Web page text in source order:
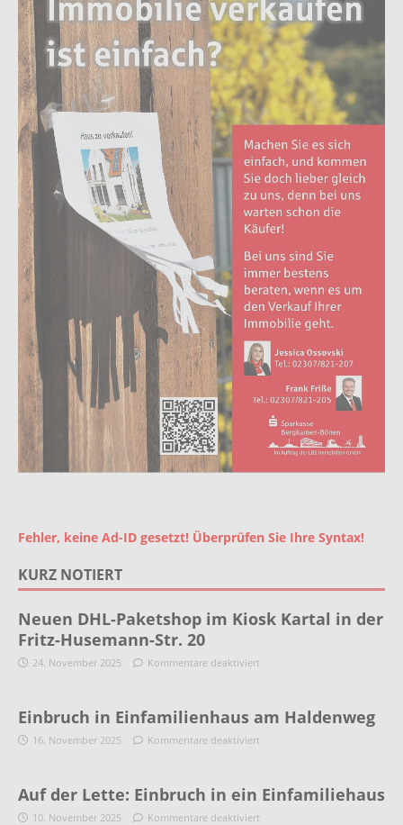
Fehler, keine Ad-ID gesetzt! Überprüfen Sie Ihre Syntax!
KURZ NOTIERT
Neuen DHL-Paketshop im Kiosk Kartal in der
Fritz-Husemann-Str. 20
24. November 2025 Kommentare deaktiviert
Einbruch in Einfamilienhaus am Haldenweg
16. November 2025 Kommentare deaktiviert
Auf der Lette: Einbruch in ein Einfamiliehaus
10. November 2025 Kommentare deaktiviert